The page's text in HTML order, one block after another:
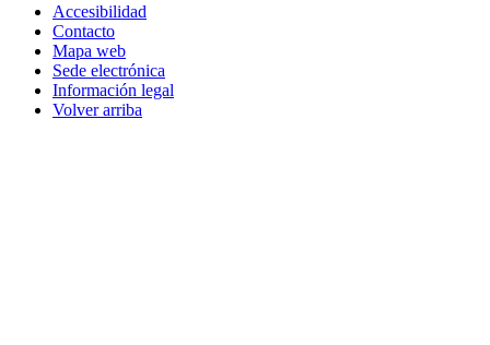
Accesibilidad
Contacto
Mapa web
Sede electrónica
Información legal
Volver arriba